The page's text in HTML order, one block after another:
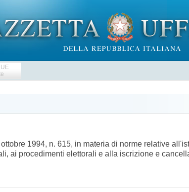
1994, n. 615, in materia di norme relative
ai procedimenti elettorali e alla iscrizione e